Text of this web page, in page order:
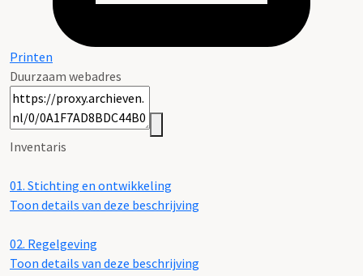
Printen
Duurzaam webadres
Inventaris
01. Stichting en ontwikkeling
Toon details van deze beschrijving
02. Regelgeving
Toon details van deze beschrijving